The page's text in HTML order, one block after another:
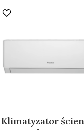
Klimatyzator